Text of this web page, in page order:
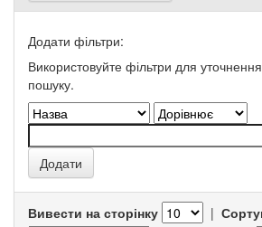
Додати фільтри:
Використовуйте фільтри для уточнення
пошуку.
Вивести на сторінку |